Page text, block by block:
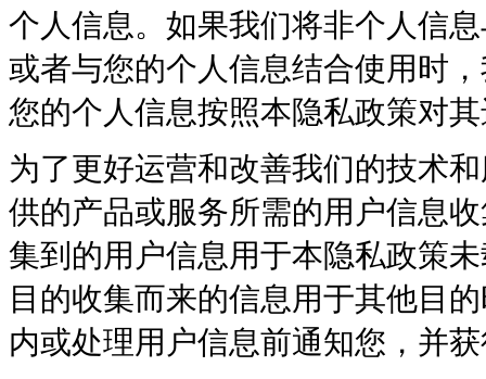
个人信息。如果我们将非个人信
或者与您的个人信息结合使用时
您的个人信息按照本隐私政策对
为了更好运营和改善我们的技术
供的产品或服务所需的用户信息
集到的用户信息用于本隐私政策
目的收集而来的信息用于其他目
内或处理用户信息前通知您，并